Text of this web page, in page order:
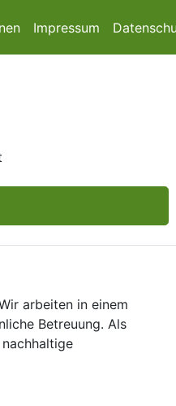
Impressum
arbeiten in einem
Betreuung. Als